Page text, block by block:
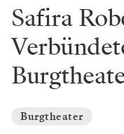
Safira
Burgtheater